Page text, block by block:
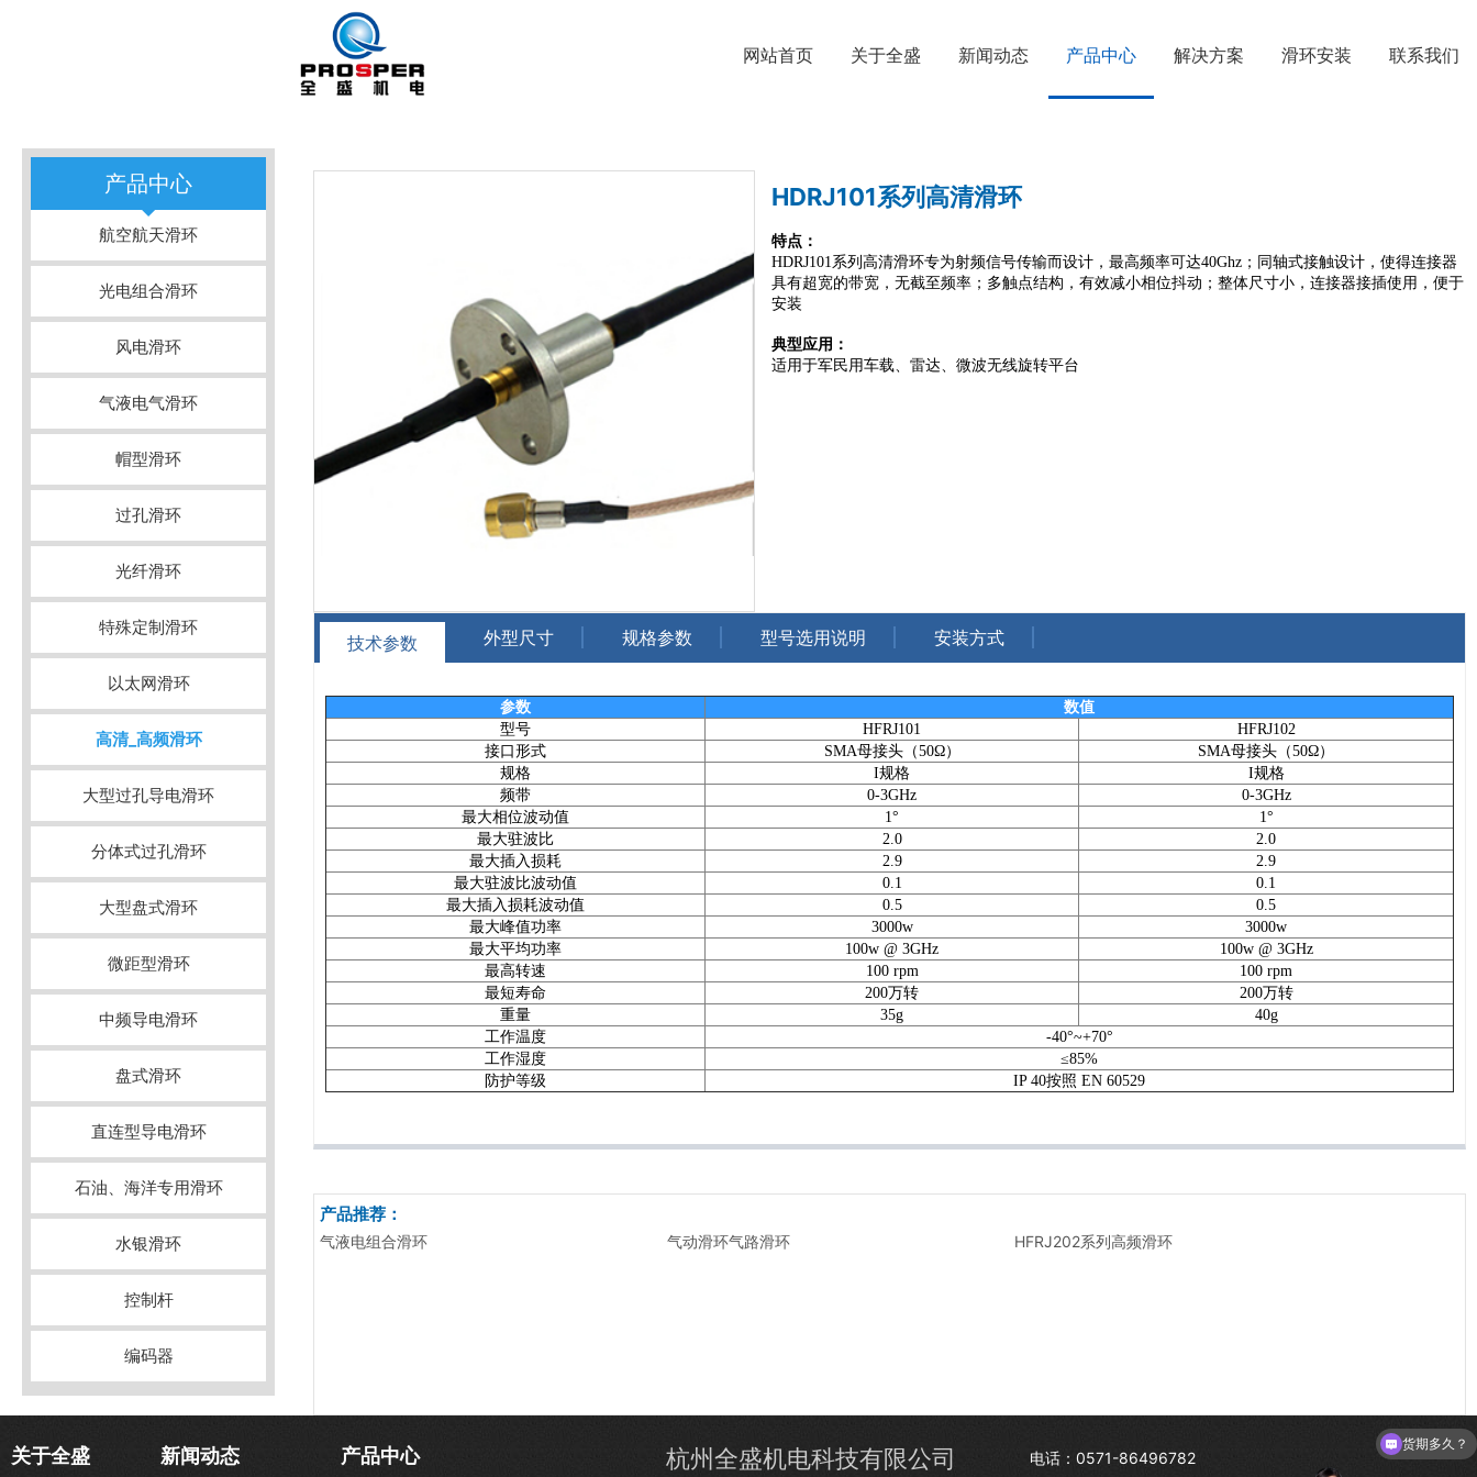
网站首页 关于全盛 新闻动态 产品中心 解决方案 滑环安装 联系我们
产品中心
航空航天滑环
光电组合滑环
风电滑环
气液电气滑环
帽型滑环
过孔滑环
光纤滑环
特殊定制滑环
以太网滑环
高清_高频滑环
大型过孔导电滑环
分体式过孔滑环
大型盘式滑环
微距型滑环
中频导电滑环
盘式滑环
直连型导电滑环
石油、海洋专用滑环
水银滑环
控制杆
编码器
HDRJ101系列高清滑环
特点：
HDRJ101系列高清滑环专为射频信号传输而设计，最高频率可达40Ghz；同轴式接触设计，使得连接器
具有超宽的带宽，无截至频率；多触点结构，有效减小相位抖动；整体尺寸小，连接器接插使用，便于
安装
典型应用：
适用于军民用车载、雷达、微波无线旋转平台
技术参数 外型尺寸 规格参数 型号选用说明 安装方式
参数
数值
型号
HFRJ101
HFRJ102
接口形式
SMA母接头（50Ω）
SMA母接头（50Ω）
规格
I规格
I规格
频带
0-3GHz
0-3GHz
最大相位波动值
1°
1°
最大驻波比
2.0
2.0
最大插入损耗
2.9
2.9
最大驻波比波动值
0.1
0.1
最大插入损耗波动值
0.5
0.5
最大峰值功率
3000w
3000w
最大平均功率
100w @ 3GHz
100w @ 3GHz
最高转速
100 rpm
100 rpm
最短寿命
200万转
200万转
重量
35g
40g
工作温度
-40°~+70°
工作湿度
≤85%
防护等级
IP 40按照 EN 60529
产品推荐：
气液电组合滑环 气动滑环气路滑环 HFRJ202系列高频滑环
关于全盛 新闻动态 产品中心 杭州全盛机电科技有限公司 电话：0571-86496782
货期多久？